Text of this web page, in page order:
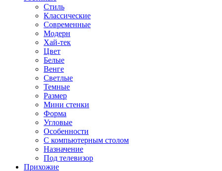
Стиль
Классические
Современные
Модерн
Хай-тек
Цвет
Белые
Венге
Светлые
Темные
Размер
Мини стенки
Форма
Угловые
Особенности
С компьютерным столом
Назначение
Под телевизор
Прихожие